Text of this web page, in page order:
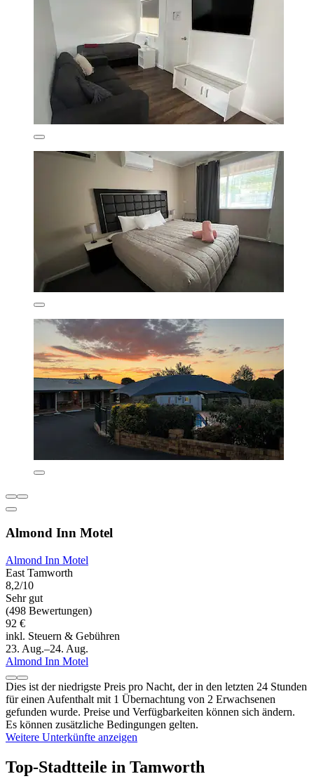
Almond Inn Motel
Almond Inn Motel
East Tamworth
8,2/10
Sehr gut
(498 Bewertungen)
92 €
inkl. Steuern & Gebühren
23. Aug.–24. Aug.
Almond Inn Motel
Dies ist der niedrigste Preis pro Nacht, der in den letzten 24 Stunden
für einen Aufenthalt mit 1 Übernachtung von 2 Erwachsenen
gefunden wurde. Preise und Verfügbarkeiten können sich ändern.
Es können zusätzliche Bedingungen gelten.
Weitere Unterkünfte anzeigen
Top-Stadtteile in Tamworth